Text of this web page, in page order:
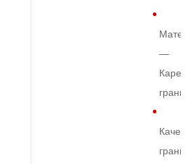
—
гранит
гранита